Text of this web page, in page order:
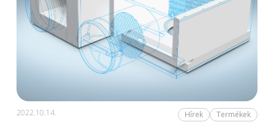
2022.10.14. Hírek Termékek